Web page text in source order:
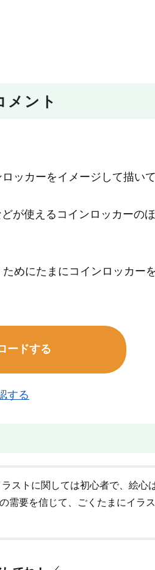
メント
ッカーをイメージして描いて
が使えるコインロッカーの
めにたまにコインロッカー
ードする
する
ストに関しては初心者で、絵心
需要を信じて、ごくたまにイラ